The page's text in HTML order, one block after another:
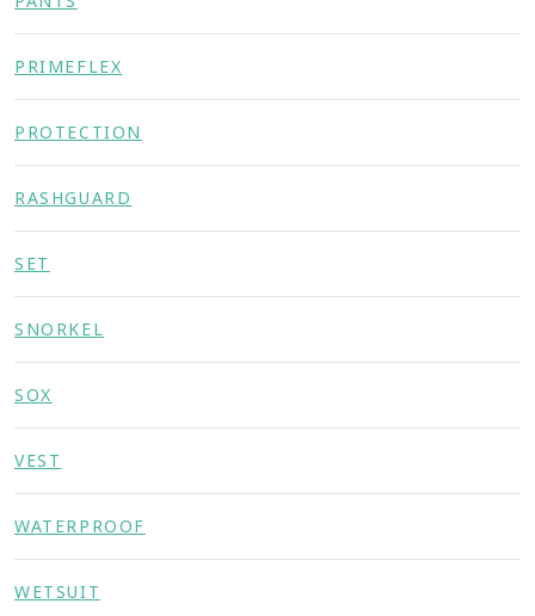
PRIMEFLEX
PROTECTION
RASHGUARD
SET
SNORKEL
SOX
VEST
WATERPROOF
WETSUIT